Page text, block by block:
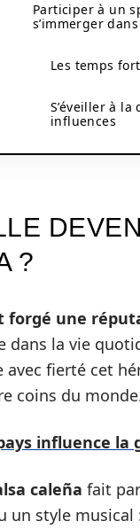
Participer à un
s’immerger
Les temps
S’éveiller à
influences
?
forgé une
dans la vie
fierté cet
coins du
influence la
caleña fait
un style musical